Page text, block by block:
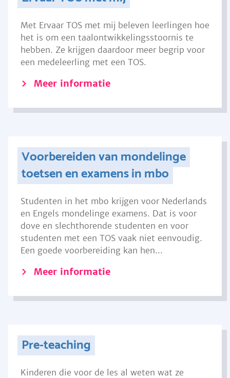
Met Ervaar TOS met mij beleven leerlingen hoe
het is om een taalontwikkelingsstoornis te
hebben. Ze krijgen daardoor meer begrip voor
een medeleerling met een TOS.
Meer informatie
Voorbereiden van mondelinge
toetsen en examens in mbo
Studenten in het mbo krijgen voor Nederlands
en Engels mondelinge examens. Dat is voor
dove en slechthorende studenten en voor
studenten met een TOS vaak niet eenvoudig.
Een goede voorbereiding kan hen...
Meer informatie
Pre-teaching
Kinderen die voor de les al weten wat ze